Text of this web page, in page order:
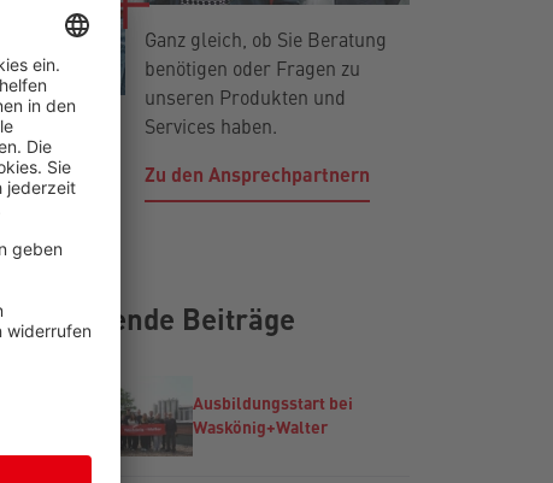
Ganz gleich, ob Sie Beratung
benötigen oder Fragen zu
unseren Produkten und
Services haben.
Zu den Ansprechpartnern
Passende Beiträge
Ausbildungsstart bei
Waskönig+Walter